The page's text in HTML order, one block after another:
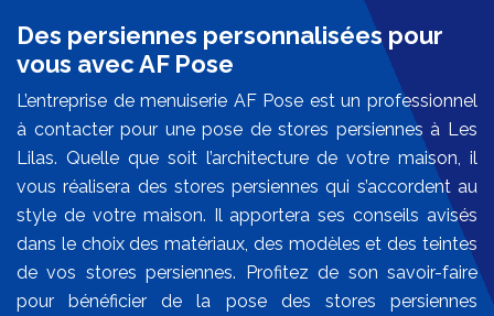
Des persiennes personnalisées pour
vous avec AF Pose
L’entreprise de menuiserie AF Pose est un professionnel
à contacter pour une pose de stores persiennes à Les
Lilas. Quelle que soit l’architecture de votre maison, il
vous réalisera des stores persiennes qui s’accordent au
style de votre maison. Il apportera ses conseils avisés
dans le choix des matériaux, des modèles et des teintes
de vos stores persiennes. Profitez de son savoir-faire
pour bénéficier de la pose des stores persiennes